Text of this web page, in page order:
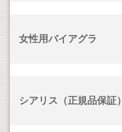
女性用バイアグラ
シアリス（正規品保証）